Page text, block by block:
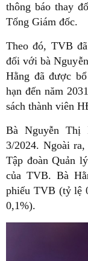
thông báo thay
Tổng Giám đốc.
Theo đó, TVB
đối với bà
Hằng đã được
hạn đến năm
sách thành viên
Bà Nguyễn
3/2024. Ngoài
Tập đoàn Quản
của TVB. Bà
phiếu TVB (tỷ lệ
0,1%).